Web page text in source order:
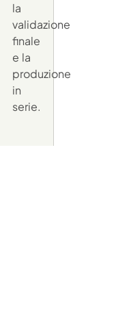
la
validazione
finale
e la
produzione
in
serie.